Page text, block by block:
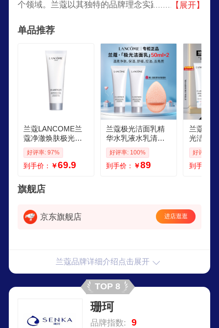
个领域。兰蔻以其独特的品牌理念实践着对全世界
想。
【展开】
单品推荐
兰蔻LANCOME兰
蔻净澈焕肤极光洁
面乳50ml 混油皮清
洁保湿滋润 收缩毛
孔 控油
好评率: 97%
到手价： ￥69.9
兰蔻极光洁面乳精
华水乳液水乳清洁
保湿滋润氨基酸洗
面奶礼盒送女友 赠
洁面扑极光洁面乳5
好评率: 100%
到手价： ￥89
兰蔻
光洁面
液水乳
润氨基
盒送女
好评率:
到手价：
旗舰店
京东旗舰店 进店逛逛
兰蔻品牌详细介绍点击展开
TOP 8
珊珂
品牌指数: 9